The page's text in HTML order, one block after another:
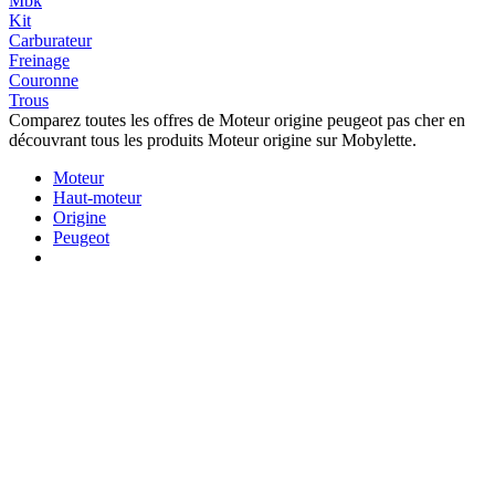
Kit
Carburateur
Freinage
Couronne
Trous
Comparez toutes les offres de Moteur origine peugeot pas cher en
découvrant tous les produits Moteur origine sur Mobylette.
Moteur
Haut-moteur
Origine
Peugeot